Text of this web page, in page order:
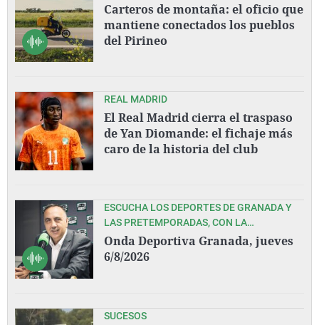
Carteros de montaña: el oficio que
mantiene conectados los pueblos
del Pirineo
REAL MADRID
El Real Madrid cierra el traspaso
de Yan Diomande: el fichaje más
caro de la historia del club
ESCUCHA LOS DEPORTES DE GRANADA Y
LAS PRETEMPORADAS, CON LA
ELABORACIÓN DE LA PLANTILLA, DEL
GRANADA CF Y COVIRÁN GRANADA, CON
Onda Deportiva Granada, jueves
6/8/2026
SUCESOS